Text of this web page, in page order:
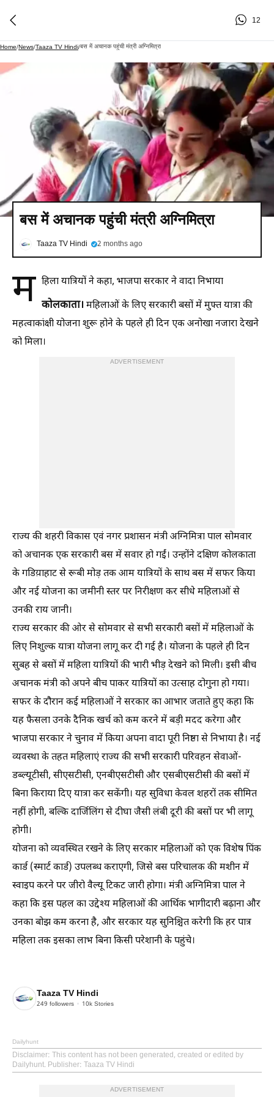
12
Home/News/Taaza TV Hindi/बस में अचानक पहुंची मंत्री अग्निमित्रा
बस में अचानक पहुंची मंत्री अग्निमित्रा
Taaza TV Hindi 2 months ago
म हिला यात्रियों ने कहा, भाजपा सरकार ने वादा निभाया
कोलकाता। महिलाओं के लिए सरकारी बसों में मुफ्त यात्रा की
महत्वाकांक्षी योजना शुरू होने के पहले ही दिन एक अनोखा नजारा देखने
को मिला।
ADVERTISEMENT
राज्य की शहरी विकास एवं नगर प्रशासन मंत्री अग्निमित्रा पाल सोमवार
को अचानक एक सरकारी बस में सवार हो गईं। उन्होंने दक्षिण कोलकाता
के गडिय़ाहाट से रूबी मोड़ तक आम यात्रियों के साथ बस में सफर किया
और नई योजना का जमीनी स्तर पर निरीक्षण कर सीधे महिलाओं से
उनकी राय जानी।
राज्य सरकार की ओर से सोमवार से सभी सरकारी बसों में महिलाओं के
लिए निशुल्क यात्रा योजना लागू कर दी गई है। योजना के पहले ही दिन
सुबह से बसों में महिला यात्रियों की भारी भीड़ देखने को मिली। इसी बीच
अचानक मंत्री को अपने बीच पाकर यात्रियों का उत्साह दोगुना हो गया।
सफर के दौरान कई महिलाओं ने सरकार का आभार जताते हुए कहा कि
यह फैसला उनके दैनिक खर्च को कम करने में बड़ी मदद करेगा और
भाजपा सरकार ने चुनाव में किया अपना वादा पूरी निष्ठा से निभाया है। नई
व्यवस्था के तहत महिलाएं राज्य की सभी सरकारी परिवहन सेवाओं-
डब्ल्यूटीसी, सीएसटीसी, एनबीएसटीसी और एसबीएसटीसी की बसों में
बिना किराया दिए यात्रा कर सकेंगी। यह सुविधा केवल शहरों तक सीमित
नहीं होगी, बल्कि दार्जिलिंग से दीघा जैसी लंबी दूरी की बसों पर भी लागू
होगी।
योजना को व्यवस्थित रखने के लिए सरकार महिलाओं को एक विशेष पिंक
कार्ड (स्मार्ट कार्ड) उपलब्ध कराएगी, जिसे बस परिचालक की मशीन में
स्वाइप करने पर जीरो वैल्यू टिकट जारी होगा। मंत्री अग्निमित्रा पाल ने
कहा कि इस पहल का उद्देश्य महिलाओं की आर्थिक भागीदारी बढ़ाना और
उनका बोझ कम करना है, और सरकार यह सुनिश्चित करेगी कि हर पात्र
महिला तक इसका लाभ बिना किसी परेशानी के पहुंचे।
Taaza TV Hindi
249 followers 10k Stories
Dailyhunt
Disclaimer: This content has not been generated, created or edited by
Dailyhunt. Publisher: Taaza TV Hindi
ADVERTISEMENT